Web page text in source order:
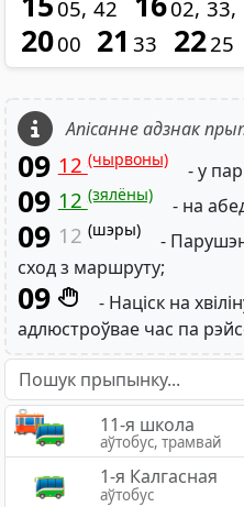
11-я школа
аўтобус, трамвай
1-я Калгасная
аўтобус
05 42 02 33
2000 21 33 2225
Апісанне адзнак
09 12(чырвоны) - у
09 12(зялёны) - на
09 12 (шэры)
-
сход з маршруту;
09
- Націск на
адлюстроўвае час па